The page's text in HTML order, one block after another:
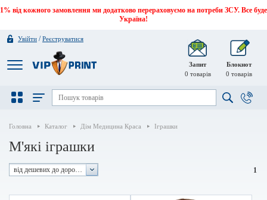
1% від кожного замовлення ми додатково перераховуємо на потреби ЗСУ. Все буде
Україна!
Увійти /Реєструватися
Запит
0 товарів
Блокнот
0 товарів
Головна Каталог Дім Медицина Краса Іграшки
М'які іграшки
від дешевих до дорогих 1